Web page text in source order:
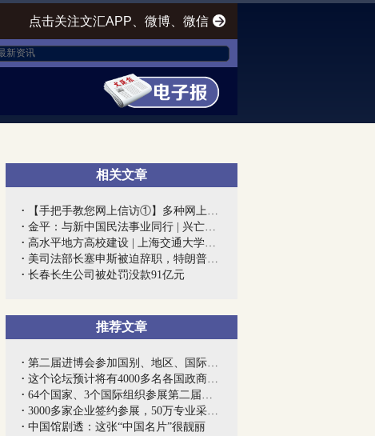
点击关注文汇APP、微博、微信
相关文章
【手把手教您网上信访①】多种网上信访渠...
金平：与新中国民法事业同行 | 兴亡匹夫...
高水平地方高校建设 | 上海交通大学医学...
美司法部长塞申斯被迫辞职，特朗普终向“...
长春长生公司被处罚没款91亿元
推荐文章
第二届进博会参加国别、地区、国际组织和...
这个论坛预计将有4000多名各国政商学界和...
64个国家、3个国际组织参展第二届进博会
3000多家企业签约参展，50万专业采购商和...
中国馆剧透：这张“中国名片”很靓丽